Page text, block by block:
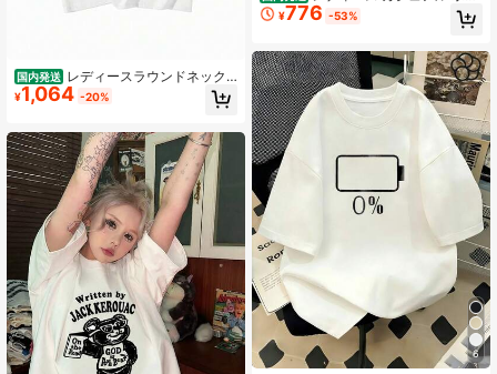
国内発送 レディースラウンドネック
半袖Tシャツ、夏の新しいポートレー
ト柄とレタープリント、ファッショ
ップ、ホワイト 友人、家族、ボーイ
フレンド、ガールフレンドへの誕生
日やホリデーギフトに最适です。
¥1,064 -20%
イト コットンTシャツ 可愛いアニメ
柄プリント、スクープネック 半袖ト
¥776 -53%
6